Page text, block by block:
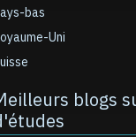
bas
Uni
blogs